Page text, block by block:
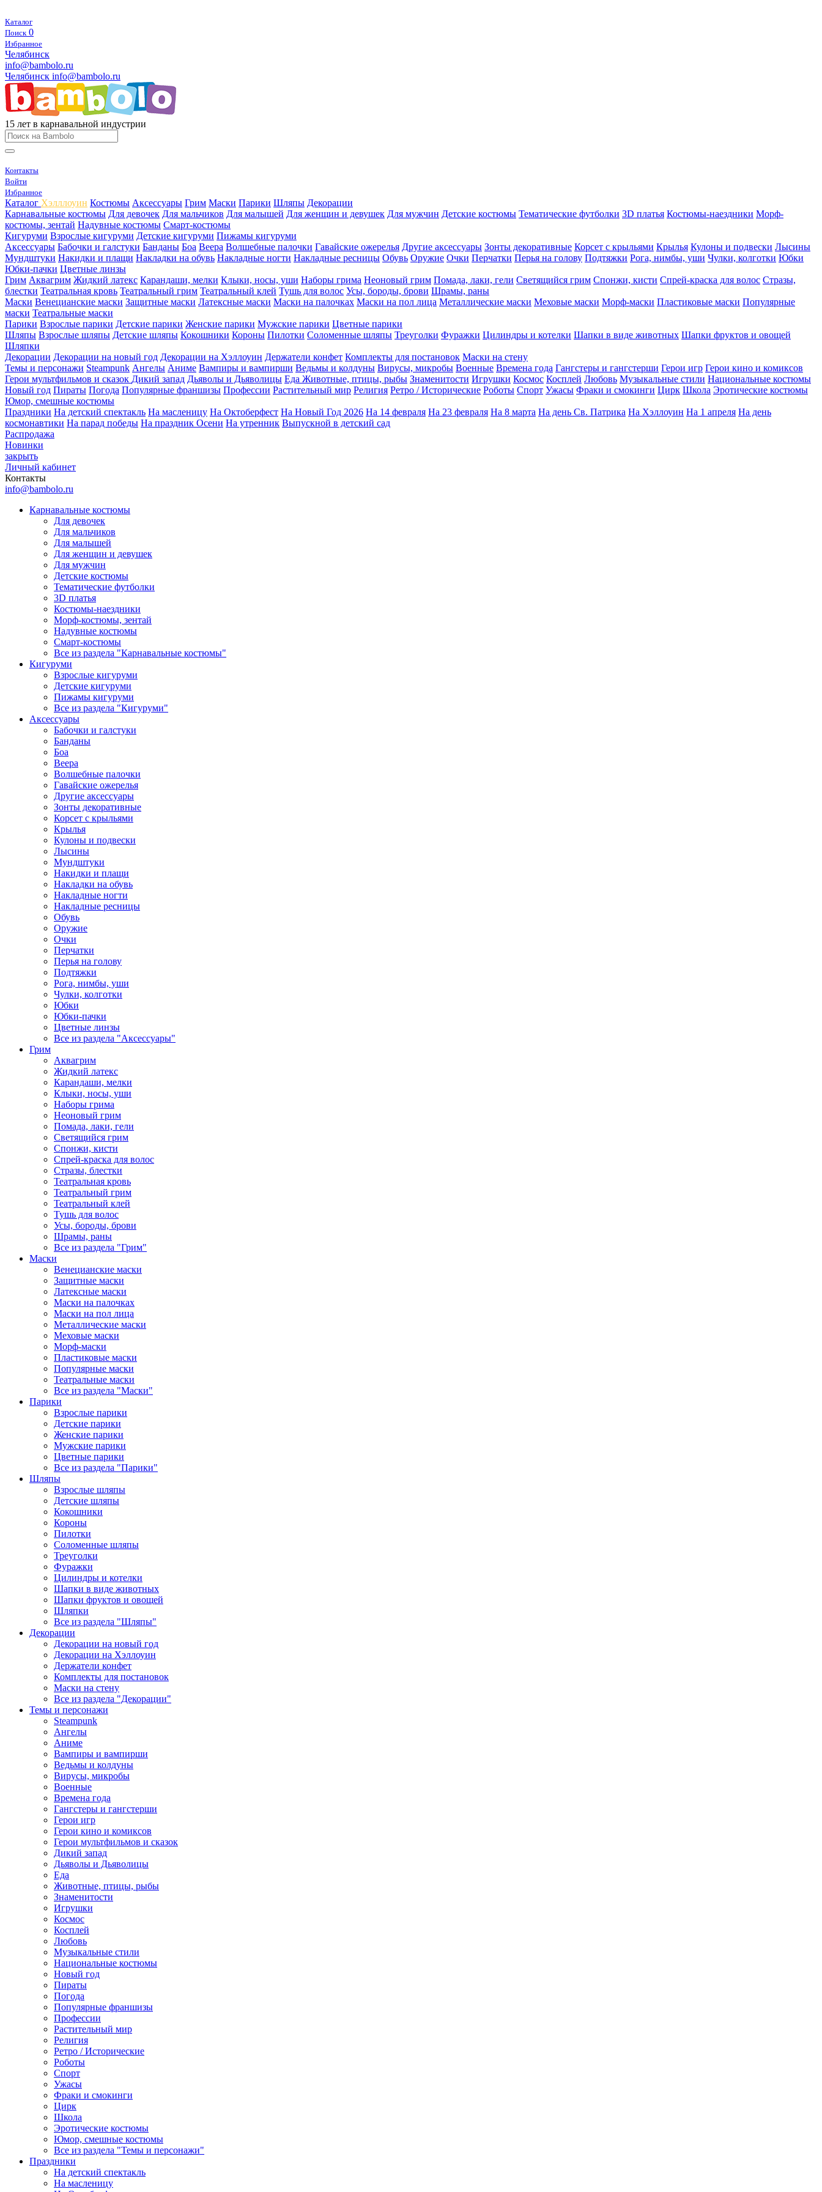
Каталог
Поиск 0
Избранное
Челябинск
info@bambolo.ru
Челябинск info@bambolo.ru
15 лет в карнавальной индустрии
Контакты
Войти
Избранное
Каталог Хэлллоуин Костюмы Аксессуары Грим Маски Парики Шляпы Декорации
Карнавальные костюмы Для девочек Для мальчиков Для малышей Для женщин и девушек Для мужчин Детские костюмы Тематические футболки 3D платья Костюмы-наездники Морф-
костюмы, зентай Надувные костюмы Смарт-костюмы
Кигуруми Взрослые кигуруми Детские кигуруми Пижамы кигуруми
Аксессуары Бабочки и галстуки Банданы Боа Веера Волшебные палочки Гавайские ожерелья Другие аксессуары Зонты декоративные Корсет с крыльями Крылья Кулоны и подвески Лысины
Мундштуки Накидки и плащи Накладки на обувь Накладные ногти Накладные ресницы Обувь Оружие Очки Перчатки Перья на голову Подтяжки Рога, нимбы, уши Чулки, колготки Юбки
Юбки-пачки Цветные линзы
Грим Аквагрим Жидкий латекс Карандаши, мелки Клыки, носы, уши Наборы грима Неоновый грим Помада, лаки, гели Светящийся грим Спонжи, кисти Спрей-краска для волос Стразы,
блестки Театральная кровь Театральный грим Театральный клей Тушь для волос Усы, бороды, брови Шрамы, раны
Маски Венецианские маски Защитные маски Латексные маски Маски на палочках Маски на пол лица Металлические маски Меховые маски Морф-маски Пластиковые маски Популярные
маски Театральные маски
Парики Взрослые парики Детские парики Женские парики Мужские парики Цветные парики
Шляпы Взрослые шляпы Детские шляпы Кокошники Короны Пилотки Соломенные шляпы Треуголки Фуражки Цилиндры и котелки Шапки в виде животных Шапки фруктов и овощей
Шляпки
Декорации Декорации на новый год Декорации на Хэллоуин Держатели конфет Комплекты для постановок Маски на стену
Темы и персонажи Steampunk Ангелы Аниме Вампиры и вампирши Ведьмы и колдуны Вирусы, микробы Военные Времена года Гангстеры и гангстерши Герои игр Герои кино и комиксов
Герои мультфильмов и сказок Дикий запад Дьяволы и Дьяволицы Еда Животные, птицы, рыбы Знаменитости Игрушки Космос Косплей Любовь Музыкальные стили Национальные костюмы
Новый год Пираты Погода Популярные франшизы Профессии Растительный мир Религия Ретро / Исторические Роботы Спорт Ужасы Фраки и смокинги Цирк Школа Эротические костюмы
Юмор, смешные костюмы
Праздники На детский спектакль На масленицу На Октоберфест На Новый Год 2026 На 14 февраля На 23 февраля На 8 марта На день Св. Патрика На Хэллоуин На 1 апреля На день
космонавтики На парад победы На праздник Осени На утренник Выпускной в детский сад
Распродажа
Новинки
закрыть
Личный кабинет
Контакты
info@bambolo.ru
Карнавальные костюмы
Для девочек
Для мальчиков
Для малышей
Для женщин и девушек
Для мужчин
Детские костюмы
Тематические футболки
3D платья
Костюмы-наездники
Морф-костюмы, зентай
Надувные костюмы
Смарт-костюмы
Все из раздела "Карнавальные костюмы"
Кигуруми
Взрослые кигуруми
Детские кигуруми
Пижамы кигуруми
Все из раздела "Кигуруми"
Аксессуары
Бабочки и галстуки
Банданы
Боа
Веера
Волшебные палочки
Гавайские ожерелья
Другие аксессуары
Зонты декоративные
Корсет с крыльями
Крылья
Кулоны и подвески
Лысины
Мундштуки
Накидки и плащи
Накладки на обувь
Накладные ногти
Накладные ресницы
Обувь
Оружие
Очки
Перчатки
Перья на голову
Подтяжки
Рога, нимбы, уши
Чулки, колготки
Юбки
Юбки-пачки
Цветные линзы
Все из раздела "Аксессуары"
Грим
Аквагрим
Жидкий латекс
Карандаши, мелки
Клыки, носы, уши
Наборы грима
Неоновый грим
Помада, лаки, гели
Светящийся грим
Спонжи, кисти
Спрей-краска для волос
Стразы, блестки
Театральная кровь
Театральный грим
Театральный клей
Тушь для волос
Усы, бороды, брови
Шрамы, раны
Все из раздела "Грим"
Маски
Венецианские маски
Защитные маски
Латексные маски
Маски на палочках
Маски на пол лица
Металлические маски
Меховые маски
Морф-маски
Пластиковые маски
Популярные маски
Театральные маски
Все из раздела "Маски"
Парики
Взрослые парики
Детские парики
Женские парики
Мужские парики
Цветные парики
Все из раздела "Парики"
Шляпы
Взрослые шляпы
Детские шляпы
Кокошники
Короны
Пилотки
Соломенные шляпы
Треуголки
Фуражки
Цилиндры и котелки
Шапки в виде животных
Шапки фруктов и овощей
Шляпки
Все из раздела "Шляпы"
Декорации
Декорации на новый год
Декорации на Хэллоуин
Держатели конфет
Комплекты для постановок
Маски на стену
Все из раздела "Декорации"
Темы и персонажи
Steampunk
Ангелы
Аниме
Вампиры и вампирши
Ведьмы и колдуны
Вирусы, микробы
Военные
Времена года
Гангстеры и гангстерши
Герои игр
Герои кино и комиксов
Герои мультфильмов и сказок
Дикий запад
Дьяволы и Дьяволицы
Еда
Животные, птицы, рыбы
Знаменитости
Игрушки
Космос
Косплей
Любовь
Музыкальные стили
Национальные костюмы
Новый год
Пираты
Погода
Популярные франшизы
Профессии
Растительный мир
Религия
Ретро / Исторические
Роботы
Спорт
Ужасы
Фраки и смокинги
Цирк
Школа
Эротические костюмы
Юмор, смешные костюмы
Все из раздела "Темы и персонажи"
Праздники
На детский спектакль
На масленицу